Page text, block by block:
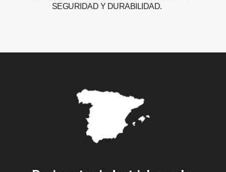
SEGURIDAD Y DURABILIDAD.